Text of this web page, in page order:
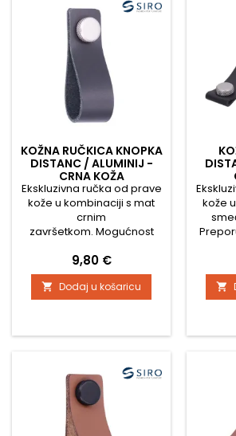
Tehnički parametri:
Materijal: prava koža +
aluminijski...
KOŽNA RUČKICA KNOPKA
DISTANC / ALUMINIJ -
CRNA KOŽA
Ekskluzivna ručka od prave
kože u kombinaciji s mat
crnim
završetkom. Mogućnost
ručkom
Cijena
9,80 €
 Dodaj u košaricu
kože
je
